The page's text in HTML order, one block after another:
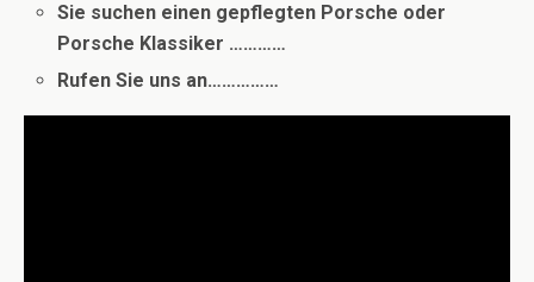
Sie suchen einen gepflegten Porsche oder
Porsche Klassiker …………
Rufen Sie uns an……………